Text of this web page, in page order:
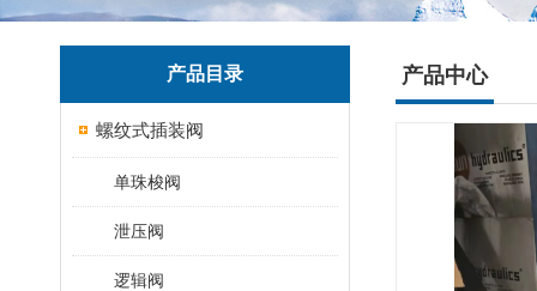
产品目录
螺纹式插装阀
单珠梭阀
泄压阀
逻辑阀
产品中心